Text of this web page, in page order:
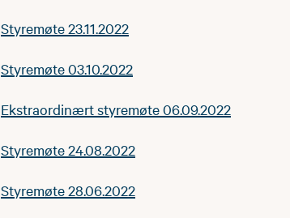
Styremøte 23.11.2022
Styremøte 03.10.2022
Ekstraordinært styremøte 06.09.2022
Styremøte 24.08.2022
Styremøte 28.06.2022